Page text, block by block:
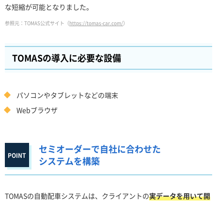
な短縮が可能となりました。
参照元：TOMAS公式サイト（https://tomas-car.com/）
TOMASの導入に必要な設備
パソコンやタブレットなどの端末
Webブラウザ
セミオーダーで自社に合わせた
システムを構築
TOMASの自動配車システムは、クライアントの実データを用いて開